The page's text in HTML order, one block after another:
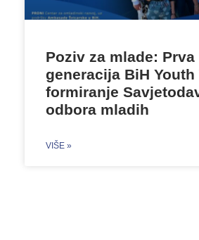
Poziv za mlade: Prva
generacija BiH Youth
formiranje
odbora mladih
VIŠE »